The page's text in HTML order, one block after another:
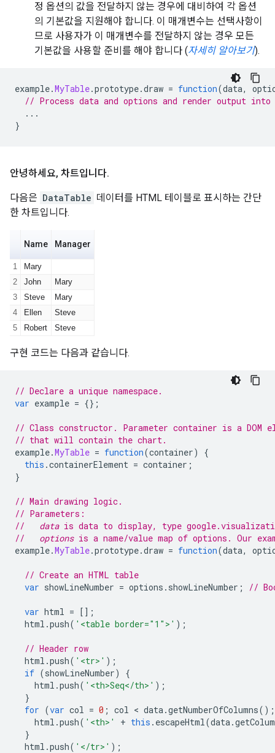
정 옵션의 값을 전달하지 않는 경우에 대비하여 각 옵션
의 기본값을 지원해야 합니다. 이 매개변수는 선택사항이
므로 사용자가 이 매개변수를 전달하지 않는 경우 모든
기본값을 사용할 준비를 해야 합니다 (자세히 알아보기).
example.MyTable.prototype.draw = function(data,
// Process data and options and render output
...
}
안녕하세요, 차트입니다.
다음은 DataTable 데이터를 HTML 테이블로 표시하는 간단
한 차트입니다.
구현 코드는 다음과 같습니다.
// Declare a unique namespace.
var example = {};
// Class constructor. Parameter container is a DOM
// that will contain the chart.
example.MyTable = function(container)
{
this .containerElement = container ;
}
// Main drawing logic.
// Parameters:
// data is data to display, type
// options is a name/value map of options. Our
example.MyTable.prototype.draw = function(data,
// Create an HTML table
var showLineNumber = options . showLineNumber ; //
var html = [];
html .push( '<table border="1">' );
// Header row
html .push( '<tr>' );
if (showLineNumber)
{
html .push( '<th>Seq</th>' );
}
for (var col = 0 ; col < data.getNumberOfColumns();
html .push( '<th>' + this . escapeHtml(data.
}
html .push( '</tr>' );